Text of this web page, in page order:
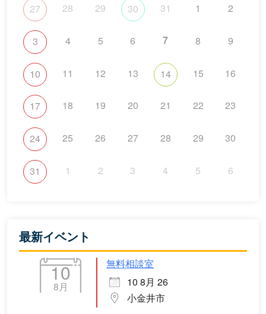
27 28 29 30 31 1 2
3 4 5 6 7 8 9
10 11 12 13 14 15 16
17 18 19 20 21 22 23
24 25 26 27 28 29 30
31 1 2 3 4 5 6
最新イベント
10
8月
無料相談室
10 8月 26
小金井市